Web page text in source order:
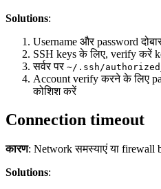
Solutions:
Username और password
SSH keys के लिए, verify करें
सर्वर पर ~/.ssh/
Account verify करने के लिए
कोशिश करें
Connection timeout
कारण: Network समस्याएं या firewall
Solutions: